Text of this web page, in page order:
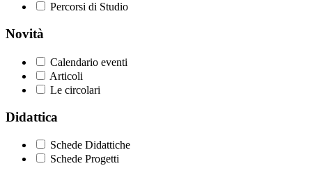
Percorsi di Studio
Novità
Calendario eventi
Articoli
Le circolari
Didattica
Schede Didattiche
Schede Progetti